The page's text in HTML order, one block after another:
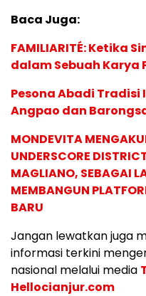
Baca Juga:
FAMILIARITÉ: Ketika
dalam Sebuah Karya
Pesona Abadi Tradisi
Angpao dan
MONDEVITA
UNDERSCORE
MAGLIANO, SEBAGAI
MEMBANGUN
BARU
Jangan lewatkan juga
informasi terkini
nasional melalui media
Hellocianjur.com